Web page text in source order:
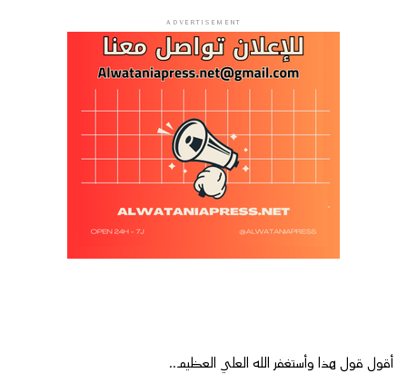
ADVERTISEMENT
أقول قول هذا وأستغفر الله العلي العظيم..